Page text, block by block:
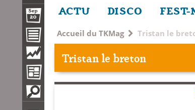
ACTU DISCO FEST-
Accueil du TKMag Tristan le
Tristan le breton